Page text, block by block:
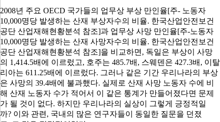
2008년 주요 OECD 국가들의 업무상 부상 만인율[주- 노동자
10,000명당 발생하는 산재 부상자수의 비율. 한국산업안전보건
공단 산업재해현황분석 참조]과 업무상 사망 만인율[주-노동자
10,000명당 발생하는 산재 사망자수의 비율. 한국산업안전보건
공단 산업재해현황분석 참조]을 비교하면 , 독일은 부상이 사망
의 1,414.5배에 이르렀고, 호주는 485.7배 , 스웨덴은 427.3배 , 이탈
리아는 611.25배에 이르렀다. 그러나 같은 기간 우리나라의 부상
은 사망의 39.4배에 불과했다. 실제로 산재 사망 노동자 수에 비
해 산재 노동자 수가 적어서 이 같은 통계가 만들어졌다면 문제
가 될 것이 없다. 하지만 우리나라의 실상이 그렇게 긍정적일
까? 이와 관련 , 국내의 많은 연구자들이 동일한 질문을 던졌